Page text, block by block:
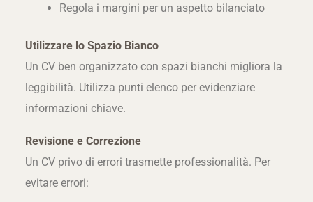
Regola i margini per un aspetto bilanciato
Utilizzare lo Spazio Bianco
Un CV ben organizzato con spazi bianchi migliora la
leggibilità. Utilizza punti elenco per evidenziare
informazioni chiave.
Revisione e Correzione
Un CV privo di errori trasmette professionalità. Per
evitare errori: